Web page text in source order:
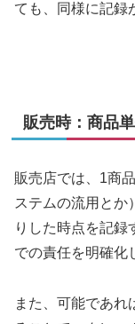
ても、同様に記録
販売時：商品
販売店では、1商
ステムの流用とか
りした時点を記録
での責任を明確化
また、可能であれ